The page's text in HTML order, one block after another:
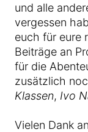
und alle
vergessen
euch für eure
Beiträge an
für die
zusätzlich
Klassen, Ivo
Vielen Dank